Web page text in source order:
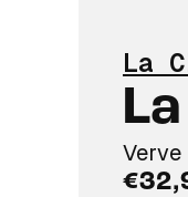
La
Verve